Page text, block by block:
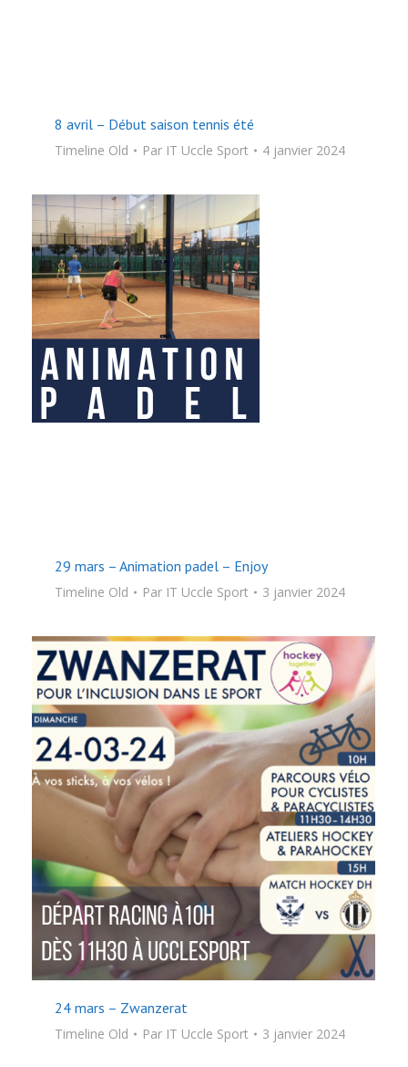
8 avril – Début saison tennis été
Timeline Old Par IT Uccle Sport 4 janvier 2024
29 mars – Animation padel – Enjoy
Timeline Old Par IT Uccle Sport 3 janvier 2024
24 mars – Zwanzerat
Timeline Old Par IT Uccle Sport 3 janvier 2024